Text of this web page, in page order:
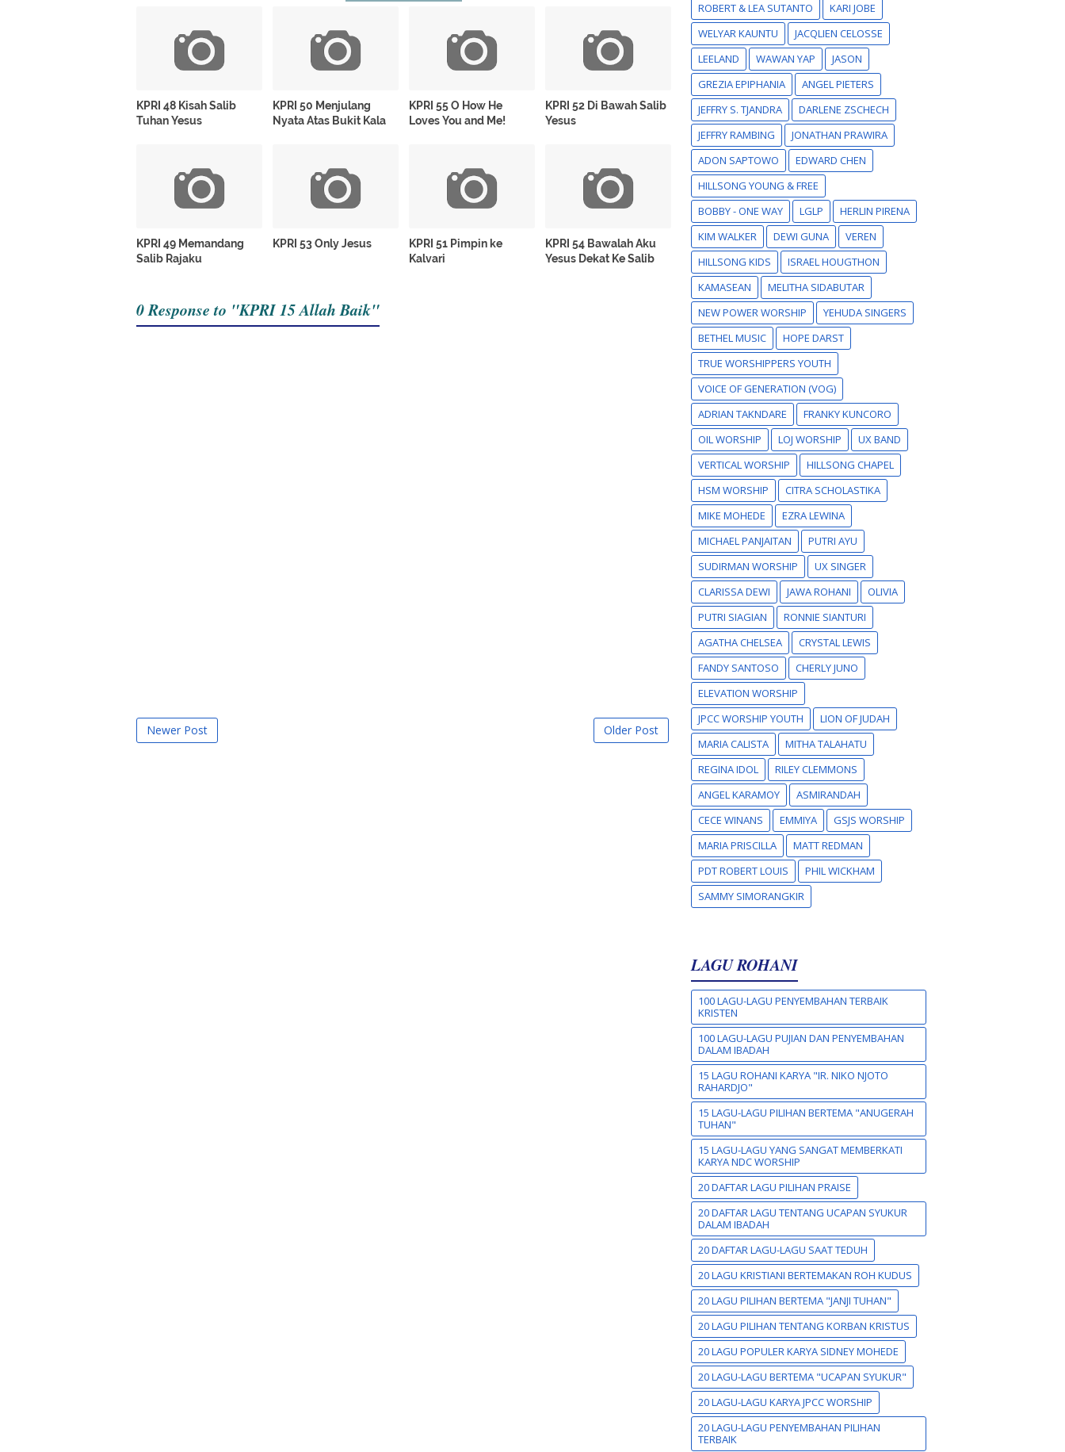
KPRI 48 Kisah Salib
Tuhan Yesus
KPRI 50 Menjulang
Nyata Atas Bukit Kala
KPRI 55 O How He
Loves You and Me!
KPRI 52 Di Bawah Salib
Yesus
KPRI 49 Memandang
Salib Rajaku
KPRI 53 Only Jesus
KPRI 51 Pimpin ke
Kalvari
KPRI 54 Bawalah Aku
Yesus Dekat Ke Salib
0 Response to "KPRI 15 Allah Baik"
Newer Post Older Post
ROBERT & LEA SUTANTO
KARI JOBE
WELYAR KAUNTU
JACQLIEN CELOSSE
LEELAND
WAWAN YAP
JASON
GREZIA EPIPHANIA
ANGEL PIETERS
JEFFRY S. TJANDRA
DARLENE ZSCHECH
JEFFRY RAMBING
JONATHAN PRAWIRA
ADON SAPTOWO
EDWARD CHEN
HILLSONG YOUNG & FREE
BOBBY - ONE WAY
LGLP
HERLIN PIRENA
KIM WALKER
DEWI GUNA
VEREN
HILLSONG KIDS
ISRAEL HOUGTHON
KAMASEAN
MELITHA SIDABUTAR
NEW POWER WORSHIP
YEHUDA SINGERS
BETHEL MUSIC
HOPE DARST
TRUE WORSHIPPERS YOUTH
VOICE OF GENERATION (VOG)
ADRIAN TAKNDARE
FRANKY KUNCORO
OIL WORSHIP
LOJ WORSHIP
UX BAND
VERTICAL WORSHIP
HILLSONG CHAPEL
HSM WORSHIP
CITRA SCHOLASTIKA
MIKE MOHEDE
EZRA LEWINA
MICHAEL PANJAITAN
PUTRI AYU
SUDIRMAN WORSHIP
UX SINGER
CLARISSA DEWI
JAWA ROHANI
OLIVIA
PUTRI SIAGIAN
RONNIE SIANTURI
AGATHA CHELSEA
CRYSTAL LEWIS
FANDY SANTOSO
CHERLY JUNO
ELEVATION WORSHIP
JPCC WORSHIP YOUTH
LION OF JUDAH
MARIA CALISTA
MITHA TALAHATU
REGINA IDOL
RILEY CLEMMONS
ANGEL KARAMOY
ASMIRANDAH
CECE WINANS
EMMIYA
GSJS WORSHIP
MARIA PRISCILLA
MATT REDMAN
PDT ROBERT LOUIS
PHIL WICKHAM
SAMMY SIMORANGKIR
LAGU ROHANI
100 LAGU-LAGU PENYEMBAHAN TERBAIK
KRISTEN
100 LAGU-LAGU PUJIAN DAN PENYEMBAHAN
DALAM IBADAH
15 LAGU ROHANI KARYA "IR. NIKO NJOTO
RAHARDJO"
15 LAGU-LAGU PILIHAN BERTEMA "ANUGERAH
TUHAN"
15 LAGU-LAGU YANG SANGAT MEMBERKATI
KARYA NDC WORSHIP
20 DAFTAR LAGU PILIHAN PRAISE
20 DAFTAR LAGU TENTANG UCAPAN SYUKUR
DALAM IBADAH
20 DAFTAR LAGU-LAGU SAAT TEDUH
20 LAGU KRISTIANI BERTEMAKAN ROH KUDUS
20 LAGU PILIHAN BERTEMA "JANJI TUHAN"
20 LAGU PILIHAN TENTANG KORBAN KRISTUS
20 LAGU POPULER KARYA SIDNEY MOHEDE
20 LAGU-LAGU BERTEMA "UCAPAN SYUKUR"
20 LAGU-LAGU KARYA JPCC WORSHIP
20 LAGU-LAGU PENYEMBAHAN PILIHAN
TERBAIK